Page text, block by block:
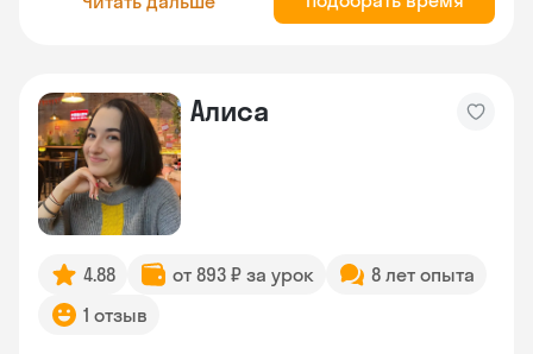
Алиса
4.88 от 893 ₽ за урок
8 лет опыта
1 отзыв